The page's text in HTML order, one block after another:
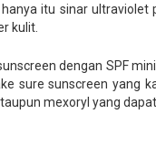
itu sinar
kulit.
dengan SPF
sure sunscreen yang
mexoryl yang